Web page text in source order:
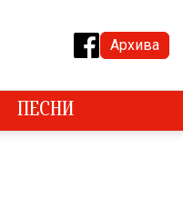
Архива
ПЕСНИ